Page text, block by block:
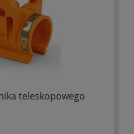
teleskopowego